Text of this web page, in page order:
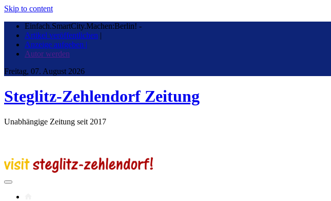
Skip to content
Einfach.SmartCity.Machen:Berlin! -
Artikel veröffentlichen |
Anzeige aufgeben |
Autor werden
Freitag, 07. August 2026
Steglitz-Zehlendorf Zeitung
Unabhängige Zeitung seit 2017